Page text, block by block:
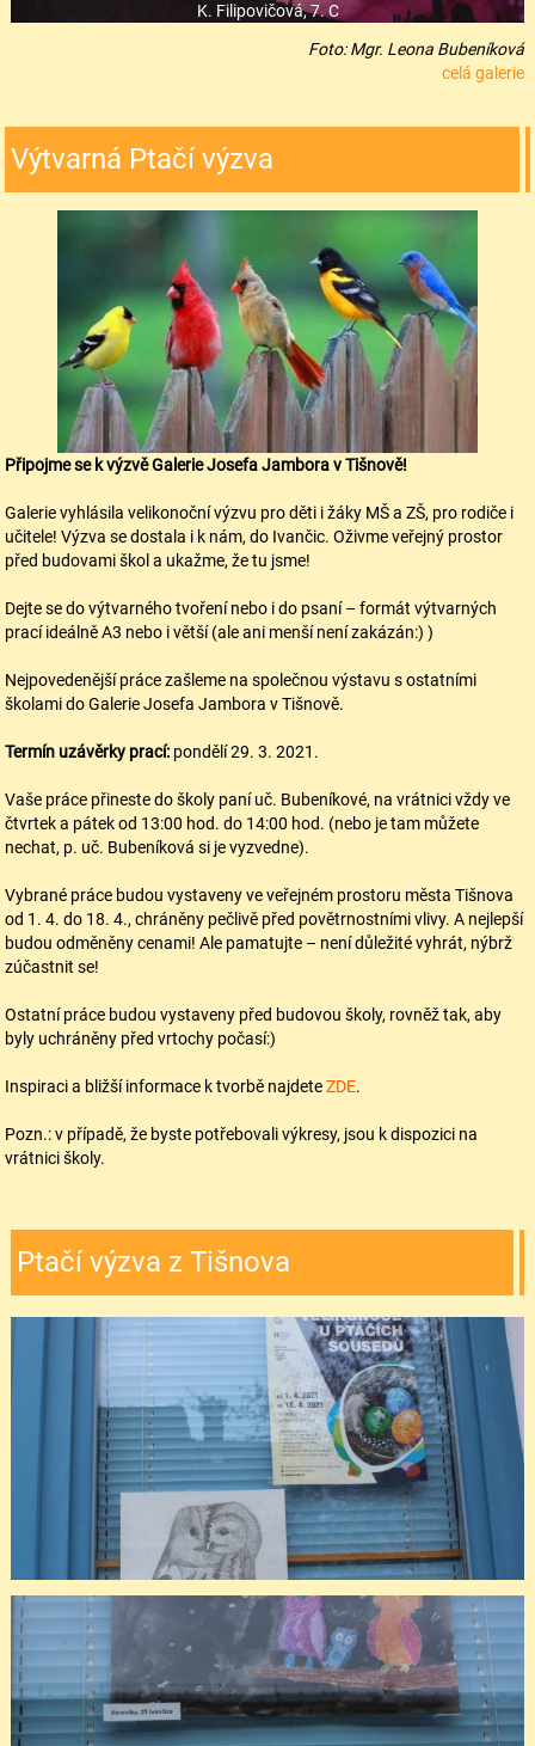
K. Filipovičová, 7. C
Foto: Mgr. Leona Bubeníková
celá galerie
Výtvarná Ptačí výzva
Připojme se k výzvě Galerie Josefa Jambora v Tišnově!
Galerie vyhlásila velikonoční výzvu pro děti i žáky MŠ a ZŠ, pro rodiče i
učitele! Výzva se dostala i k nám, do Ivančic. Oživme veřejný prostor
před budovami škol a ukažme, že tu jsme!
Dejte se do výtvarného tvoření nebo i do psaní – formát výtvarných
prací ideálně A3 nebo i větší (ale ani menší není zakázán:) )
Nejpovedenější práce zašleme na společnou výstavu s ostatními
školami do Galerie Josefa Jambora v Tišnově.
Termín uzávěrky prací: pondělí 29. 3. 2021.
Vaše práce přineste do školy paní uč. Bubeníkové, na vrátnici vždy ve
čtvrtek a pátek od 13:00 hod. do 14:00 hod. (nebo je tam můžete
nechat, p. uč. Bubeníková si je vyzvedne).
Vybrané práce budou vystaveny ve veřejném prostoru města Tišnova
od 1. 4. do 18. 4., chráněny pečlivě před povětrnostními vlivy. A nejlepší
budou odměněny cenami! Ale pamatujte – není důležité vyhrát, nýbrž
zúčastnit se!
Ostatní práce budou vystaveny před budovou školy, rovněž tak, aby
byly uchráněny před vrtochy počasí:)
Inspiraci a bližší informace k tvorbě najdeteZDE.
Pozn.: v případě, že byste potřebovali výkresy, jsou k dispozici na
vrátnici školy.
Ptačí výzva z Tišnova